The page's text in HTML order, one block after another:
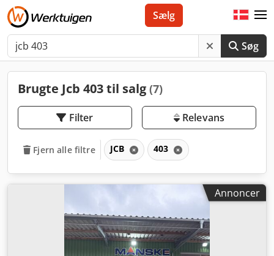
Søg
Sælg
Brugte Jcb 403 til salg (7)
Filter Relevans
Fjern alle filtre JCB 403
Annoncer